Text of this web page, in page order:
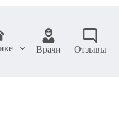
Врачи Отзывы